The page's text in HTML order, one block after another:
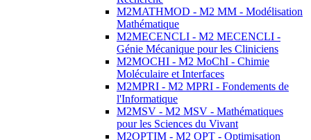
M2MATHMOD - M2 MM - Modélisation
Mathématique
M2MECENCLI - M2 MECENCLI -
Génie Mécanique pour les Cliniciens
M2MOCHI - M2 MoChI - Chimie
Moléculaire et Interfaces
M2MPRI - M2 MPRI - Fondements de
l'Informatique
M2MSV - M2 MSV - Mathématiques
pour les Sciences du Vivant
M2OPTIM - M2 OPT - Optimisation